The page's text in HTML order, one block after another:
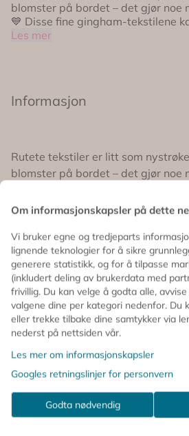
blomster på bordet – det gjør noe
💙 Disse fine gingham-tekstilene kan brukes både som
kjøkkenhåndklær og
uten at det blir stivt. Pakken inneholder to tekstiler i
i Europa ♻️ emballasje: resirkulerbar til hjemmet 🫧 kan
vaskes i maskin 🎀 2 stk i pakken Like fine til piknik,
Les mer
Informasjon
Rutete tekstiler er litt som
blomster på bordet – det gjør noe
Disse fine gingham-tekstilene kan
kjøkkenhåndklær og
hverdagsmiddager, lange
hagebord.
Det klassiske blå- og hvitrutete
bistrofølelse som passer like godt
Perfekt når du vil dekke bordet litt
det blir stivt.
Pakken inneholder to tekstiler i
laget i Europa og ment for å
🧺 størrelse: 45 × 70 cm
🪡 materiale: 90 % bomull og 10
Om informasjonskapsler på dette
Vi bruker egne og tredjeparts
lignende teknologier for å sikre
generere statistikk, og for å tilpasse
(inkludert deling av brukerdata med
frivillig. Du kan velge å godta alle,
valgene dine per kategori nedenfor. Du
eller trekke tilbake dine samtykker via
nederst på nettsiden vår.
Les mer om informasjonskapsler
Googles retningslinjer for personvern
Godta nødvendig